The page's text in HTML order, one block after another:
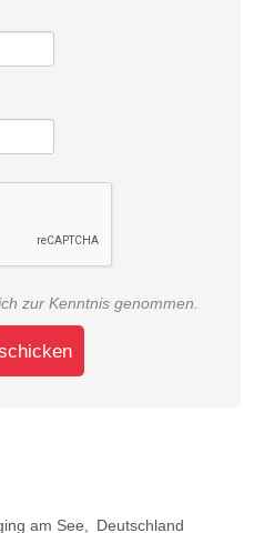
zur Kenntnis genommen.
am See
Deutschland